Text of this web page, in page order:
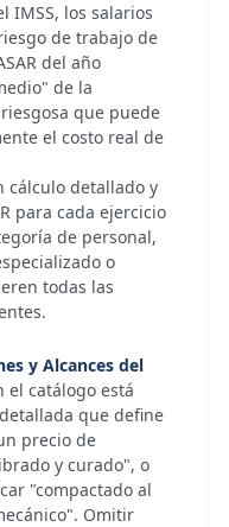
IMSS, los salarios
de trabajo de
del año
de la
que puede
el costo real de
cálculo detallado y
para cada ejercicio
de personal,
o
todas las
y Alcances del
el catálogo está
que define
precio de
y curado", o
"compactado al
Omitir